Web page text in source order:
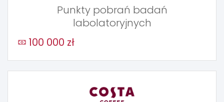
Punkty pobrań badań
labolatoryjnych
100 000 zł